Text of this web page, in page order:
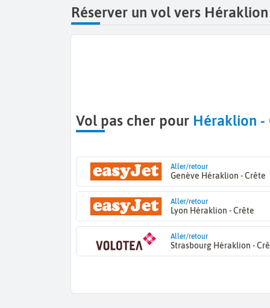
Réserver un vol vers
Vol pas cher pour Héraklion -
Aller/retour
Genève Héraklion - Crête
Aller/retour
Lyon Héraklion - Crête
Aller/retour
Strasbourg Héraklion -